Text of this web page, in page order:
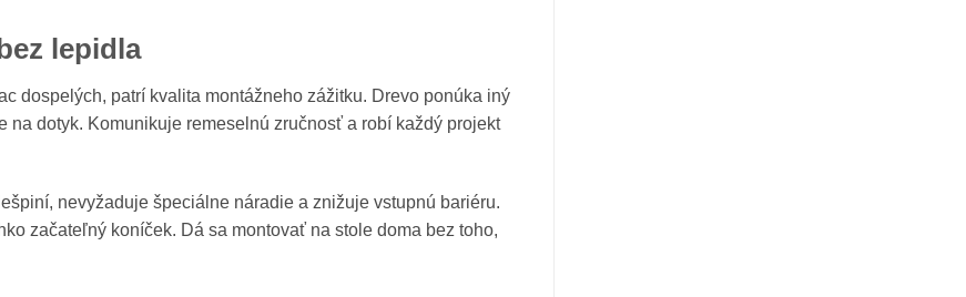
lepidla
dospelých, patrí kvalita montážneho zážitku. Drevo ponúka iný
dotyk. Komunikuje remeselnú zručnosť a robí každý projekt
nevyžaduje špeciálne náradie a znižuje vstupnú bariéru.
začateľný koníček. Dá sa montovať na stole doma bez toho,